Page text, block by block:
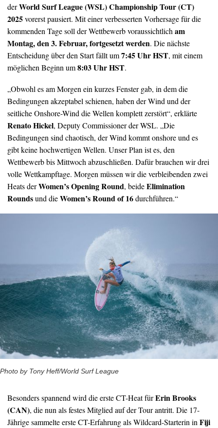
derWorld Surf League (WSL) Championship Tour (CT)
2025vorerst pausiert. Mit einer verbesserten Vorhersage für die
kommenden Tage soll der Wettbewerb voraussichtlich am
Montag, den 3. Februar, fortgesetzt werden. Die nächste
Entscheidung über den Start fällt um7:45 Uhr HST, mit einem
möglichen Beginn um8:03 Uhr HST.
„Obwohl es am Morgen ein kurzes Fenster gab, in dem die
Bedingungen akzeptabel schienen, haben der Wind und der
seitliche Onshore-Wind die Wellen komplett zerstört“, erklärte
Renato Hickel, Deputy Commissioner der WSL. „Die
Bedingungen sind chaotisch, der Wind kommt onshore und es
gibt keine hochwertigen Wellen. Unser Plan ist es, den
Wettbewerb bis Mittwoch abzuschließen. Dafür brauchen wir drei
volle Wettkampftage. Morgen müssen wir die verbleibenden zwei
Heats derWomen’s Opening Round, beideElimination
Roundsund dieWomen’s Round of 16durchführen.“
Photo by Tony Heff/World Surf League
Besonders spannend wird die erste CT-Heat fürErin Brooks
(CAN), die nun als festes Mitglied auf der Tour antritt. Die 17-
Jährige sammelte erste CT-Erfahrung als Wildcard-Starterin in Fiji